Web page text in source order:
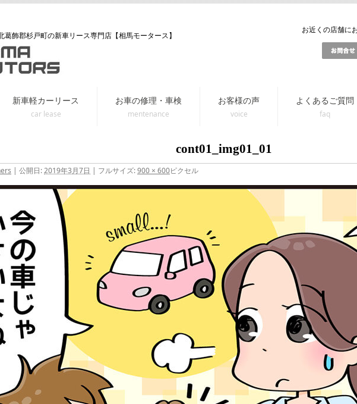
葛飾郡杉戸町の新車リース専門店【相馬モータース】
お近くの店舗に
新車軽カーリース お車の修理・車検 お客様の声 よくあるご質問
cont01_img01_01
| 公開日:2019年3月7日 | フルサイズ:900 × 600ピクセル